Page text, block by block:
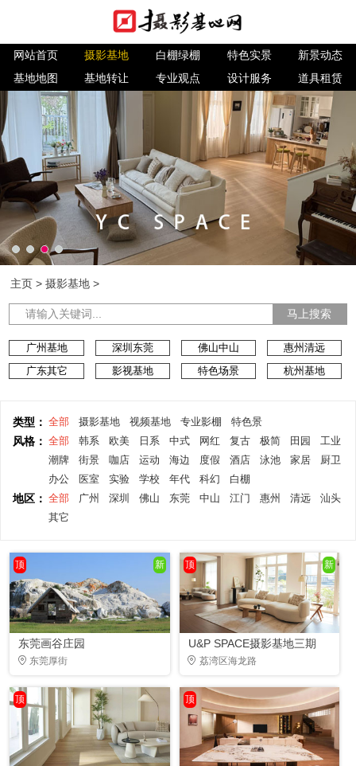
网站首页 摄影基地 白棚绿棚 特色实景
新景动态
基地地图
基地转让 专业观点 设计服务 道具租赁
主页 >摄影基地 >
马上搜索
广州基地 深圳东莞 佛山中山
惠州清远
广东其它
影视基地 特色场景 杭州基地
类型： 全部 摄影基地 视频基地 专业影棚 特色景
风格： 全部 韩系 欧美 日系 中式 网红 复古 极简 田园
工业
潮牌
街景 咖店 运动 海边 度假 酒店 泳池 家居
厨卫
办公
医室 实验 学校 年代 科幻 白棚
地区： 全部 广州 深圳 佛山 东莞 中山 江门 惠州 清远
汕头
其它
新
顶
东莞画谷庄园
东莞厚街
新
顶
U&P SPACE摄影基地三期
荔湾区海龙路
顶 顶